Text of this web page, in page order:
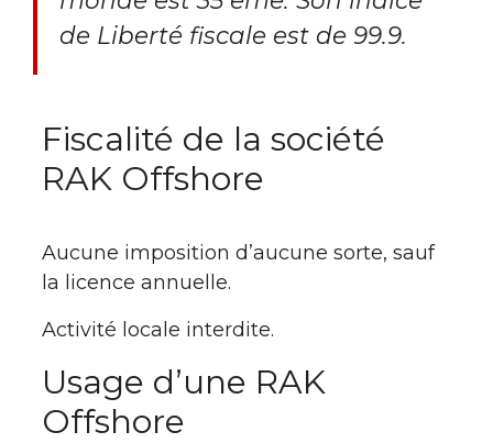
de Liberté fiscale est de 99.9.
Fiscalité de la société
RAK Offshore
Aucune imposition d’aucune sorte, sauf
la licence annuelle.
Activité locale interdite.
Usage d’une RAK
Offshore